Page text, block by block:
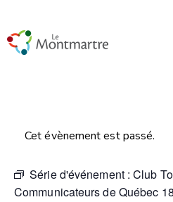
Cet évènement est passé.
Série d'événement :Club
Communicateurs de Québec